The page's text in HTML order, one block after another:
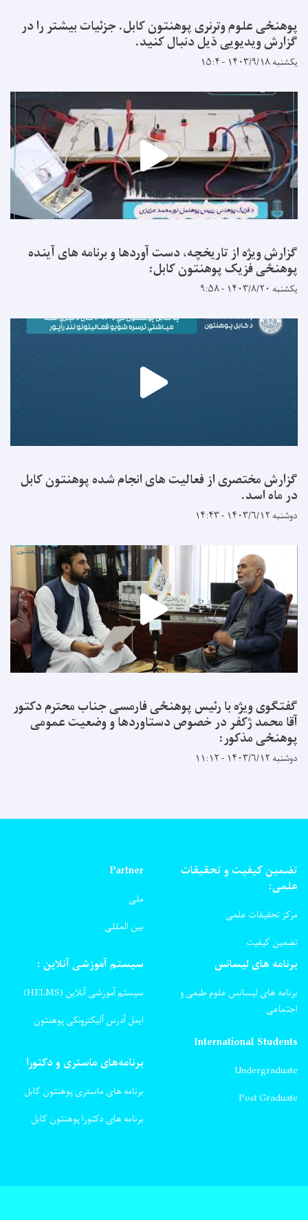
پوهنځی علوم وترنری پوهنتون کابل. جزئیات بیشتر را در
گزارش ویدیویی ذیل دنبال کنید.
یکشنبه ۱۴۰۳/۹/۱۸ - ۱۵:۴
گزارش ویژه از تاریخچه، دست آوردها و برنامه های آینده
پوهنځی فزیک پوهنتون کابل:
یکشنبه ۱۴۰۳/۸/۲۰ - ۹:۵۸
گزارش مختصری از فعالیت های انجام شده پوهنتون کابل
در ماه اسد.
دوشنبه ۱۴۰۳/۶/۱۲ - ۱۴:۴۳
گفتگوی ویژه با رئیس پوهنځی فارمسی جناب محترم دکتور
آقا محمد ژکفر در خصوص دستاوردها و وضعیت عمومی
پوهنځی مذکور:
دوشنبه ۱۴۰۳/۶/۱۲ - ۱۱:۱۲
تضمین کیفیت و تحقیقات
علمی:
مرکز تحقیقات علمی
تضمین کیفیت
Partner
ملی
بین المللی
برنامه های لیسانس
برنامه های لیسانس علوم طبعی و
اجتماعی
سیستم آموزشی آنلاین :
سیستم آموزشی آنلاین (HELMS)
ایمل آدرس آلیکترونکی پوهنتون
International Students
Undergraduate
Post Graduate
برنامه‌های ماستری و دکتورا
برنامه های ماستری پوهنتون کابل
برنامه های دکتورا پوهنتون کابل